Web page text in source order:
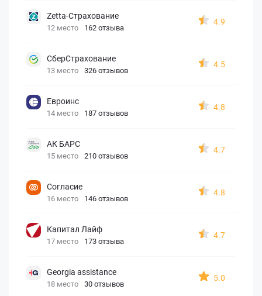
Zetta-Страхование
12 место 162 отзыва
4.9
СберСтрахование
13 место 326 отзывов
4.5
Евроинс
14 место 187 отзывов
4.8
АК БАРС
15 место 210 отзывов
4.7
Согласие
16 место 146 отзывов
4.8
Капитал Лайф
17 место 173 отзыва
4.7
Georgia assistance
18 место 30 отзывов
5.0